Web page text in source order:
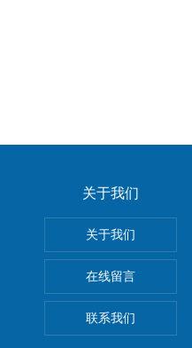
关于我们
关于我们
在线留言
联系我们